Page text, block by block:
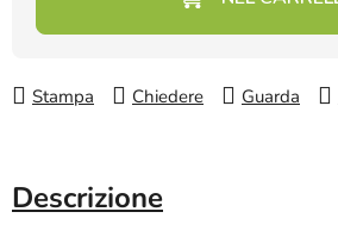
Stampa Chiedere Guarda
Descrizione